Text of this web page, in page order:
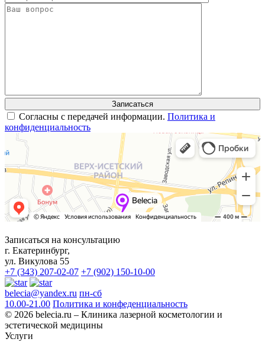
Согласны с передачей информации. Политика и
конфиденциальность
Записаться на консультацию
г. Екатеринбург,
ул. Викулова 55
+7 (343) 207-02-07 +7 (902) 150-10-00
belecia@yandex.ru пн-сб
10.00-21.00 Политика и конфеденциальность
© 2026 belecia.ru – Клиника лазерной косметологии и
эстетической медицины
Услуги